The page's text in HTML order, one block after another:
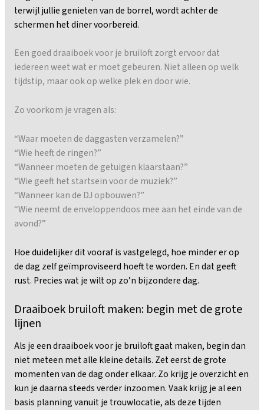
terwijl jullie genieten van de borrel, wordt achter de
schermen het diner voorbereid.
Een goed draaiboek voor je bruiloft zorgt ervoor dat
iedereen weet wat er moet gebeuren. Niet alleen op welk
tijdstip, maar ook op welke plek en door wie.
Zo voorkom je vragen als:
“Waar moeten de daggasten verzamelen?”
“Wie heeft de ringen?”
“Wanneer moeten de getuigen klaarstaan?”
“Wie geeft het startsein voor de muziek?”
“Wanneer kan de DJ opbouwen?”
“Wie neemt de enveloppendoos mee aan het einde van de
avond?”
Hoe duidelijker dit vooraf is vastgelegd, hoe minder er op
de dag zelf geïmproviseerd hoeft te worden. En dat geeft
rust. Precies wat je wilt op zo’n bijzondere dag.
Draaiboek bruiloft maken: begin met de grote
lijnen
Als je een draaiboek voor je bruiloft gaat maken, begin dan
niet meteen met alle kleine details. Zet eerst de grote
momenten van de dag onder elkaar. Zo krijg je overzicht en
kun je daarna steeds verder inzoomen. Vaak krijg je al een
basis planning vanuit je trouwlocatie, als deze tijden